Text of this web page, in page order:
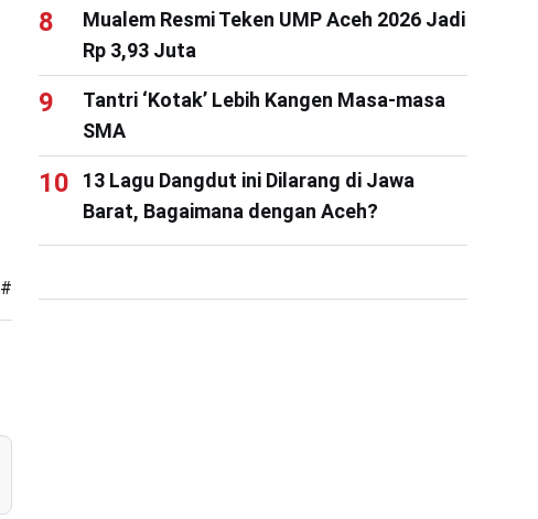
#
Mualem Resmi Teken UMP Aceh 2026 Jadi
Rp 3,93 Juta
Tantri ‘Kotak’ Lebih Kangen Masa-masa
SMA
13 Lagu Dangdut ini Dilarang di Jawa
Barat, Bagaimana dengan Aceh?